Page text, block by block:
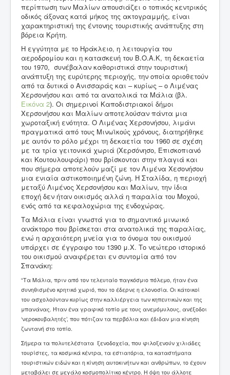
περίπτωση των Μαλίων απουσιάζει ο τοπικός κεντρικός
οδικός άξονας κατά μήκος της ακτογραμμής, είναι
χαρακτηριστική της έντονης τουριστικής ανάπτυξης στη
βόρεια Κρήτη.
Η εγγύτητα με το Ηράκλειο, η λειτουργία του
αεροδρομίου και η κατασκευή του Β.Ο.Α.Κ, τη δεκαετία
του 1970, συνέβαλαν καθοριστικά στην τουριστική
ανάπτυξη της ευρύτερης περιοχής, την οποία οριοθετούν
από τα δυτικά ο Ανισσαράς και – κυρίως – ο Λιμένας
Χερσονήσου και από τα ανατολικά τα Μάλια (βλ.
Εικόνα 2). Οι σημερινοί Καποδιστριακοί δήμοι
Χερσονήσου και Μαλίων αποτελούσαν πάντα μια
χωροταξική ενότητα. Ο Λιμένας Χερσονήσου, λιμάνι
πραγματικά από τους Μινωϊκούς χρόνους, διατηρήθηκε
με αυτόν το ρόλο μέχρι τη δεκαετία του 1960 σε σχέση
με τα τρία γειτονικά χωριά (Χερσόνησο, Επισκοπιανό
και Κουτουλουφάρι) που βρίσκονται στην πλαγιά και
που σήμερα αποτελούν μαζί με τον Λιμένα Χεσονήσου
μια ενιαία αστικοποιημένη ζώνη. Η Σταλίδα, η περιοχή
μεταξύ Λιμένος Χερσονήσου και Μαλίων, την ίδια
εποχή δεν ήταν οικισμός αλλά η παραλία του Μοχού,
ενός από τα κεφαλοχώρια της ενδοχώρας.
Τα Μάλια είναι γνωστά για το σημαντικό μινωικό
ανάκτορο που βρίσκεται στα ανατολικά της παραλίας,
ενώ η αρχαιότερη μνεία για το όνομα του οικισμού
υπάρχει σε έγγραφο του 1390 μ.Χ. Το νεώτερο ιστορικό
του οικισμού αναφέρεται εν συντομία από τον
Σπανάκη:
“Τα Μάλια, πριν από τον τελευταίο παγκόσμιο πόλεμο, ήταν ένα
συνηθισμένο κρητικό χωριό, που το έδερνε η ελονοσία. Οι κάτοικοί
του ασχολούνταν κυρίως στην καλλιέργεια των κηπευτικών και της
μπανάνας. Ήταν ένα γραφικό τοπίο με τους ανεμόμυλους, ανέξοδοι
‘νεροκουβαλητές’, που πότιζαν τα περβόλια και έδιδαν μια κίνηση
ζωντανή στο τοπίο.
Σήμερα τα πολυτελέστατα ξενοδοχεία, που φιλοξενούν χιλιάδες
τουρίστες, τα κοσμικά κέντρα, τα εστιατόρια, τα καταστήματα
τουριστικών ειδών και η κίνηση αυτοκινήτων και ανθρώπων, το έχουν
μεταβάλει σε μεγάλο κοσμοπολίτικο κέντρο. Η όψη του άλλοτε